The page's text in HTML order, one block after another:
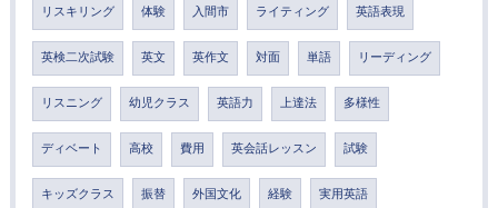
リスキリング 体験 入間市 ライティング 英語表現
英検二次試験 英文 英作文 対面 単語 リーディング
リスニング 幼児クラス 英語力 上達法 多様性
ディベート 高校 費用 英会話レッスン 試験
キッズクラス 振替 外国文化 経験 実用英語